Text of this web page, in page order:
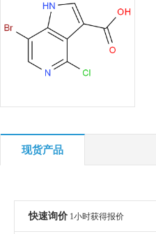
现货产品
快速询价 1小时获得报价